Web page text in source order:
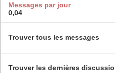
Messages par jour
0,04
Trouver tous les messages
Trouver les dernières